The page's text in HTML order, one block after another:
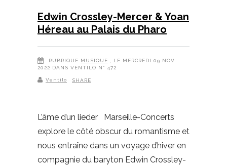
Edwin Crossley-Mercer & Yoan
Héreau au Palais du Pharo
RUBRIQUE MUSIQUE
, LE MERCREDI 09 NOV
2022 DANS VENTILO N° 472
Ventilo SHARE
L’âme d’un lieder Marseille-Concerts
explore le côté obscur du romantisme et
nous entraîne dans un voyage d’hiver en
compagnie du baryton Edwin Crossley-